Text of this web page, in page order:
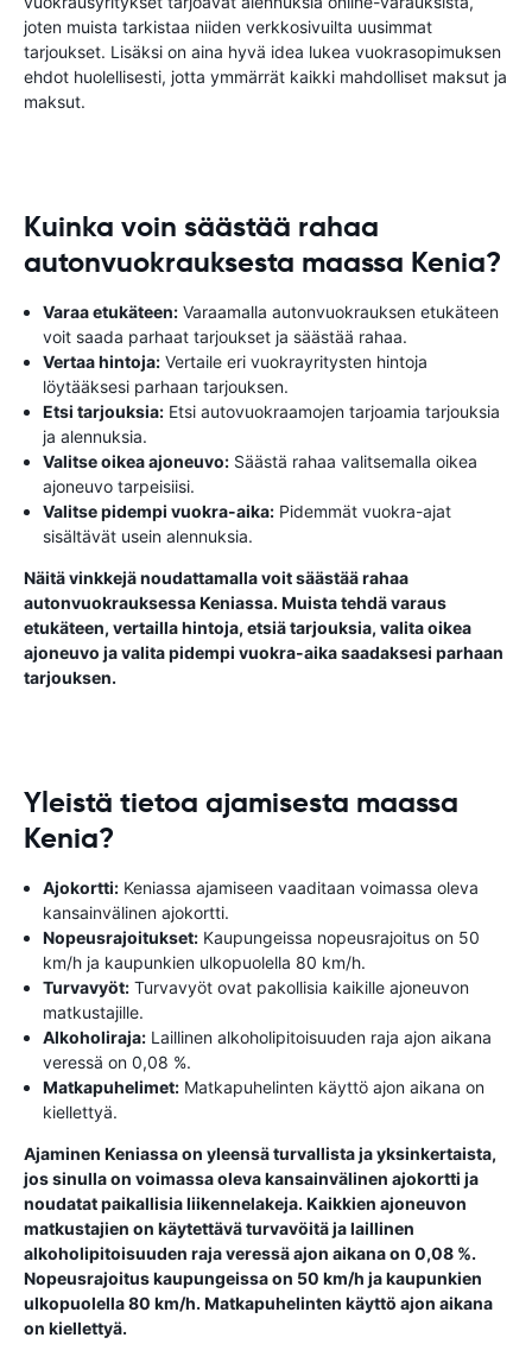
joten muista tarkistaa niiden verkkosivuilta uusimmat
tarjoukset. Lisäksi on aina hyvä idea lukea vuokrasopimuksen
ehdot huolellisesti, jotta ymmärrät kaikki mahdolliset maksut ja
maksut.
Kuinka voin säästää rahaa
autonvuokrauksesta maassa Kenia?
Varaa etukäteen: Varaamalla autonvuokrauksen etukäteen
voit saada parhaat tarjoukset ja säästää rahaa.
Vertaa hintoja: Vertaile eri vuokrayritysten hintoja
löytääksesi parhaan tarjouksen.
Etsi tarjouksia: Etsi autovuokraamojen tarjoamia tarjouksia
ja alennuksia.
Valitse oikea ajoneuvo: Säästä rahaa valitsemalla oikea
ajoneuvo tarpeisiisi.
Valitse pidempi vuokra-aika: Pidemmät vuokra-ajat
sisältävät usein alennuksia.
Näitä vinkkejä noudattamalla voit säästää rahaa
autonvuokrauksessa Keniassa. Muista tehdä varaus
etukäteen, vertailla hintoja, etsiä tarjouksia, valita oikea
ajoneuvo ja valita pidempi vuokra-aika saadaksesi parhaan
tarjouksen.
Yleistä tietoa ajamisesta maassa
Kenia?
Ajokortti: Keniassa ajamiseen vaaditaan voimassa oleva
kansainvälinen ajokortti.
Nopeusrajoitukset: Kaupungeissa nopeusrajoitus on 50
km/h ja kaupunkien ulkopuolella 80 km/h.
Turvavyöt: Turvavyöt ovat pakollisia kaikille ajoneuvon
matkustajille.
Alkoholiraja: Laillinen alkoholipitoisuuden raja ajon aikana
veressä on 0,08 %.
Matkapuhelimet: Matkapuhelinten käyttö ajon aikana on
kiellettyä.
Ajaminen Keniassa on yleensä turvallista ja yksinkertaista,
jos sinulla on voimassa oleva kansainvälinen ajokortti ja
noudatat paikallisia liikennelakeja. Kaikkien ajoneuvon
matkustajien on käytettävä turvavöitä ja laillinen
alkoholipitoisuuden raja veressä ajon aikana on 0,08 %.
Nopeusrajoitus kaupungeissa on 50 km/h ja kaupunkien
ulkopuolella 80 km/h. Matkapuhelinten käyttö ajon aikana
on kiellettyä.